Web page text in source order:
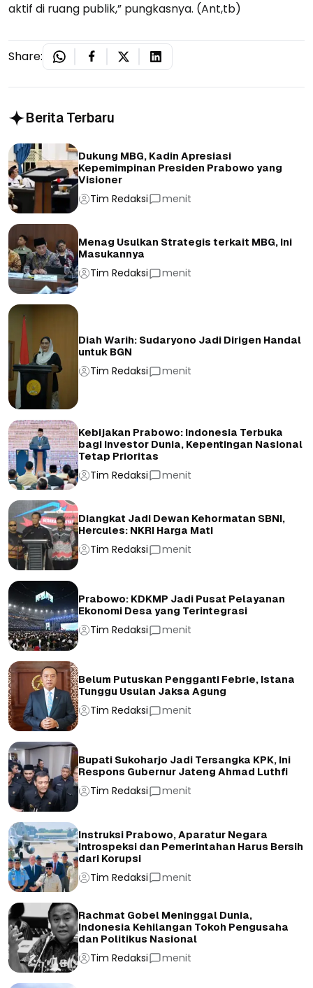
aktif di ruang publik,” pungkasnya. (Ant,tb)
Share:
Berita Terbaru
Dukung MBG, Kadin Apresiasi
Kepemimpinan Presiden Prabowo yang
Visioner
Tim Redaksi menit
Menag Usulkan Strategis terkait MBG, Ini
Masukannya
Tim Redaksi menit
Diah Warih: Sudaryono Jadi Dirigen Handal
untuk BGN
Tim Redaksi menit
Kebijakan Prabowo: Indonesia Terbuka
bagi Investor Dunia, Kepentingan Nasional
Tetap Prioritas
Tim Redaksi menit
Diangkat Jadi Dewan Kehormatan SBNI,
Hercules: NKRI Harga Mati
Tim Redaksi menit
Prabowo: KDKMP Jadi Pusat Pelayanan
Ekonomi Desa yang Terintegrasi
Tim Redaksi menit
Belum Putuskan Pengganti Febrie, Istana
Tunggu Usulan Jaksa Agung
Tim Redaksi menit
Bupati Sukoharjo Jadi Tersangka KPK, Ini
Respons Gubernur Jateng Ahmad Luthfi
Tim Redaksi menit
Instruksi Prabowo, Aparatur Negara
Introspeksi dan Pemerintahan Harus Bersih
dari Korupsi
Tim Redaksi menit
Rachmat Gobel Meninggal Dunia,
Indonesia Kehilangan Tokoh Pengusaha
dan Politikus Nasional
Tim Redaksi menit